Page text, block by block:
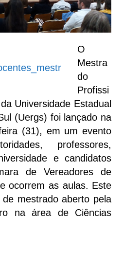
O
Mestra
do
Profissi
Universidade Estadual
(Uergs) foi lançado na
(31), em um evento
professores,
e candidatos
de Vereadores de
ocorrem as aulas. Este
mestrado aberto pela
na área de Ciências